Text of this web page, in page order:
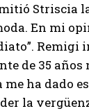
Striscia la
En mi
Remigi
de 35 años
me ha dado
la